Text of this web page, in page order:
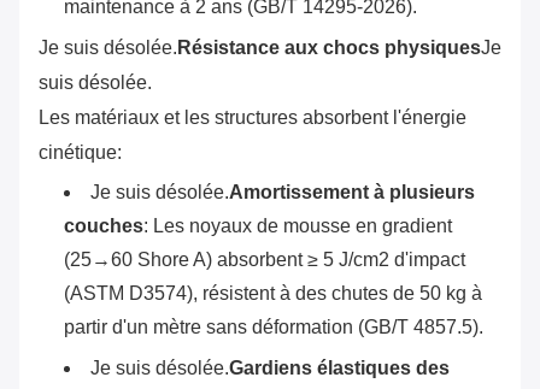
maintenance à 2 ans (GB/T 14295-2026).
Je suis désolée. Résistance aux chocs physiquesJe
suis désolée.
Les matériaux et les structures absorbent l'énergie
cinétique:
Je suis désolée.Amortissement à plusieurs
couches: Les noyaux de mousse en gradient
(25→60 Shore A) absorbent ≥ 5 J/cm2 d'impact
(ASTM D3574), résistent à des chutes de 50 kg à
partir d'un mètre sans déformation (GB/T 4857.5).
Je suis désolée.Gardiens élastiques des